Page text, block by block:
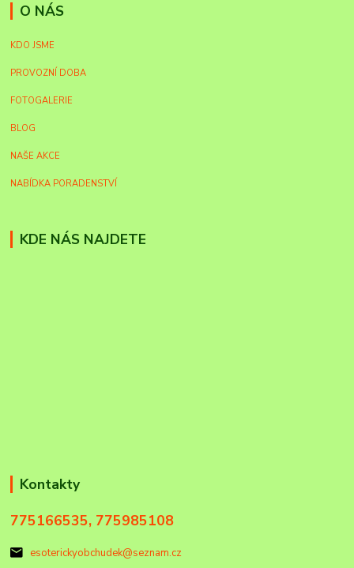
O NÁS
KDO JSME
PROVOZNÍ DOBA
FOTOGALERIE
BLOG
NAŠE AKCE
NABÍDKA PORADENSTVÍ
KDE NÁS NAJDETE
Kontakty
775166535, 775985108
esoterickyobchudek@seznam.cz